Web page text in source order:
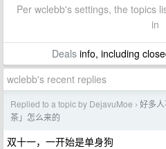
Per wclebb's settings, the topics
in
Dealsinfo, including
wclebb's recent replies
Replied to a topic by DejavuMoe › 好多
茶」怎么来的
双十一，一开始是单身狗